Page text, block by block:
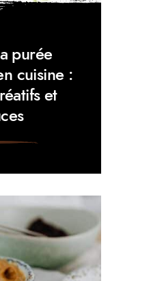
purée
cuisine :
et